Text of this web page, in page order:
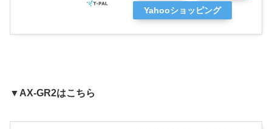
Yahooショッピング
▼AX-GR2はこちら